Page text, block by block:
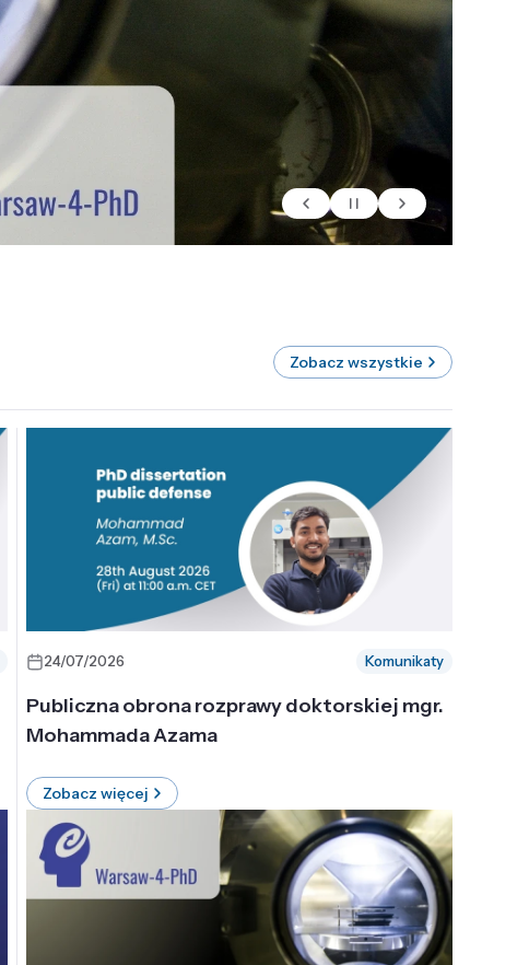
Zobacz wszystkie
24/07/2026 Komunikaty
Publiczna obrona rozprawy doktorskiej mgr.
Mohammada Azama
Zobacz więcej